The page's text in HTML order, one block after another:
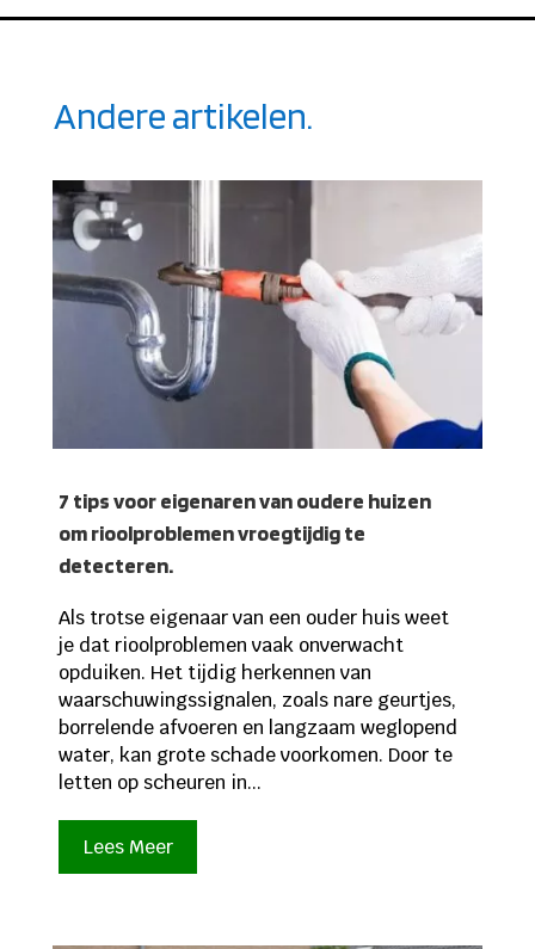
Andere artikelen.
7 tips voor eigenaren van oudere huizen
om rioolproblemen vroegtijdig te
detecteren.
Als trotse eigenaar van een ouder huis weet
je dat rioolproblemen vaak onverwacht
opduiken. Het tijdig herkennen van
waarschuwingssignalen, zoals nare geurtjes,
borrelende afvoeren en langzaam weglopend
water, kan grote schade voorkomen. Door te
letten op scheuren in...
Lees Meer